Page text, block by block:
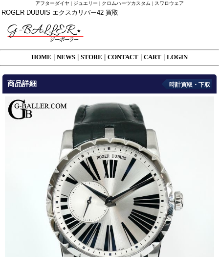
アフターダイヤ | ジュエリー | クロムハーツカスタム | スワロウェア
ROGER DUBUIS エクスカリバー42 買取
HOME NEWS STORE CONTACT CART LOGIN
商品詳細 時計買取・下取